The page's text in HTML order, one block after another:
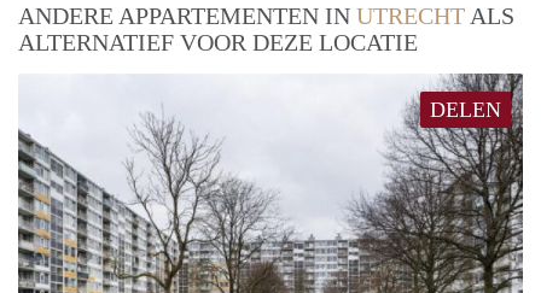
ANDERE APPARTEMENTEN IN UTRECHT ALS
ALTERNATIEF VOOR DEZE LOCATIE
DELEN